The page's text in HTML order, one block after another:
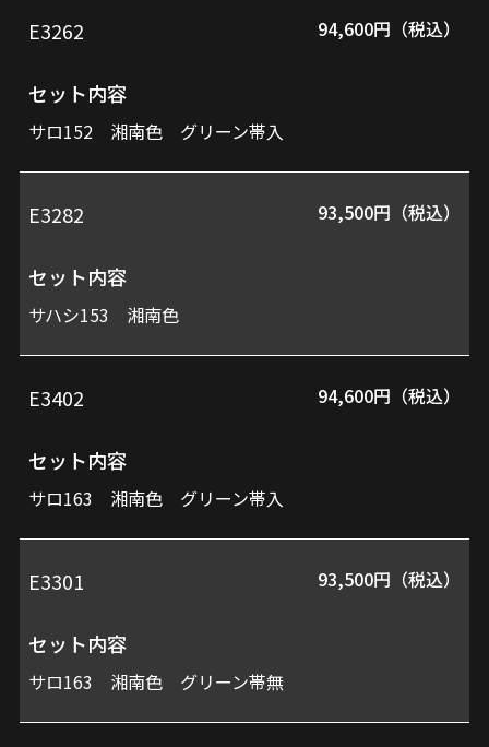
E3262 94,600円（税込）
セット内容
サロ152 湘南色 グリーン帯入
E3282 93,500円（税込）
セット内容
サハシ153 湘南色
E3402 94,600円（税込）
セット内容
サロ163 湘南色 グリーン帯入
E3301 93,500円（税込）
セット内容
サロ163 湘南色 グリーン帯無